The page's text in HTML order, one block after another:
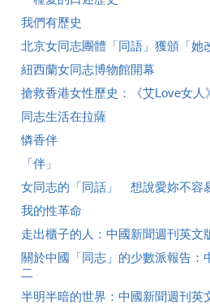
我們有歷史
北京女同志團體「同語」獲頒「她
紐西蘭女同志博物館開幕
搶救香港女性歷史：《艾Love女
同志生活在拉薩
憐香伴
「伴」
女同志的「同話」 想說愛妳不容
我的性革命
走出櫃子的人：中國新聞週刊英文
關於中國「同志」的少數派報告：
二
半明半暗的世界：中國新聞週刊英